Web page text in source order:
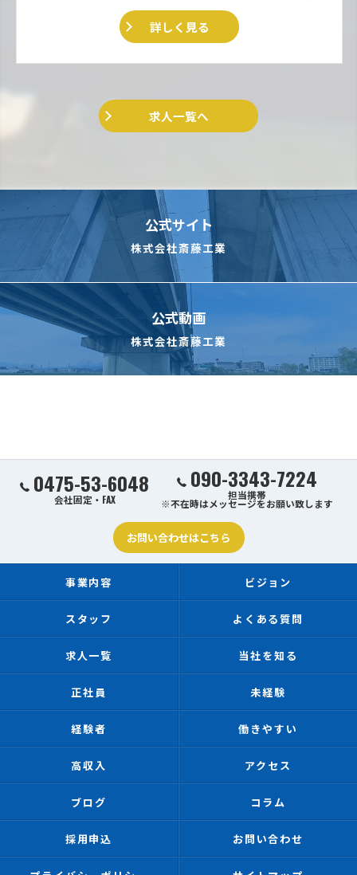
詳しく見る
求人一覧へ
公式サイト
株式会社斎藤工業
公式動画
株式会社斎藤工業
0475-53-6048
会社固定・FAX
090-3343-7224
担当携帯
※不在時はメッセージをお願い致します
お問い合わせはこちら
事業内容 ビジョン
スタッフ よくある質問
求人一覧 当社を知る
正社員 未経験
経験者 働きやすい
高収入 アクセス
ブログ コラム
採用申込 お問い合わせ